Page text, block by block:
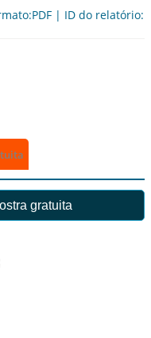
| ID do relatório:
gratuita